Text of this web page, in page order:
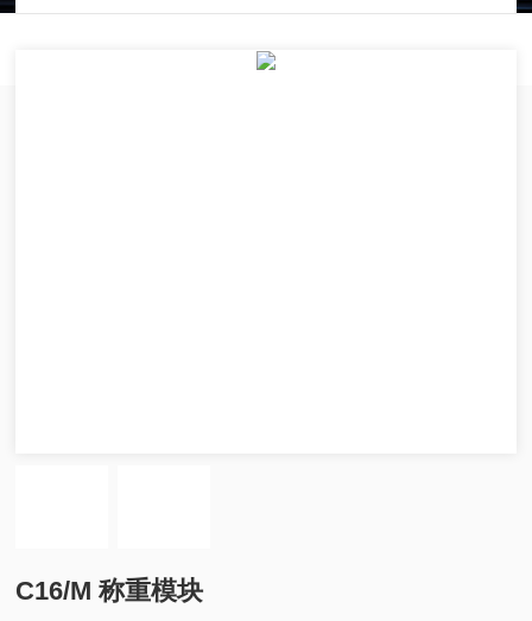
C16/M 称重模块